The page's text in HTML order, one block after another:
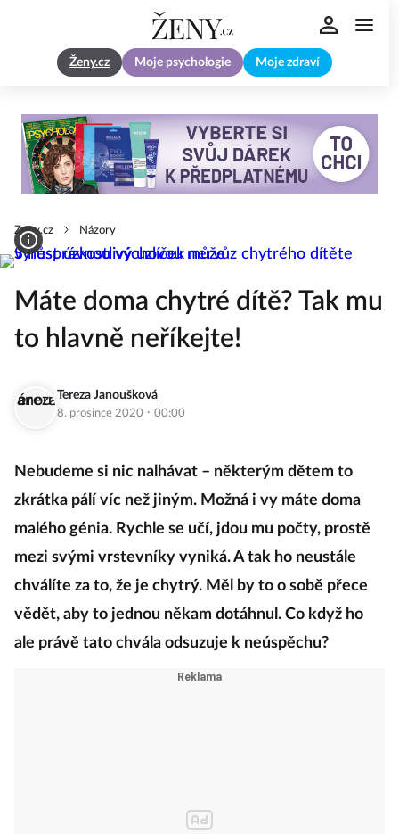
Ženy.cz Moje psychologie Moje zdraví
Zeny.cz Názory
Máte doma chytré dítě? Tak mu
to hlavně neříkejte!
Tereza Janoušková
8. prosince 2020 · 00:00
Nebudeme si nic nalhávat – některým dětem to
zkrátka pálí víc než jiným. Možná i vy máte doma
malého génia. Rychle se učí, jdou mu počty, prostě
mezi svými vrstevníky vyniká. A tak ho neustále
chválíte za to, že je chytrý. Měl by to o sobě přece
vědět, aby to jednou někam dotáhnul. Co když ho
ale právě tato chvála odsuzuje k neúspěchu?